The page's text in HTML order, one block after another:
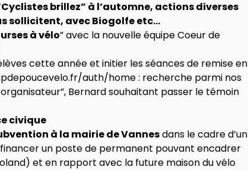
brillez” à l’automne, actions diverses
sollicitent, avec Biogolfe etc…
à vélo” avec la nouvelle équipe Coeur de
cette année et initier les séances de remise en
auth/home : recherche parmi nos
Bernard souhaitant passer le témoin
civique
à la mairie de Vannesdans le cadre d’un
un poste de permanent pouvant encadrer
et en rapport avec la future maison du vélo